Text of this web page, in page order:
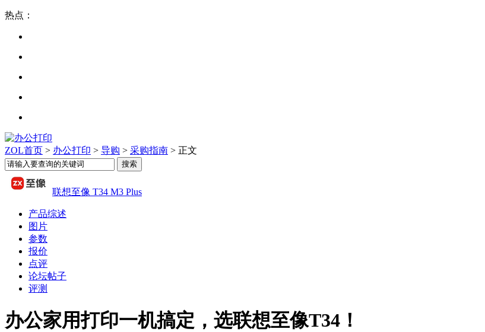
热点：
ZOL首页 > 办公打印 > 导购 > 采购指南 > 正文
联想至像 T34 M3 Plus
产品综述
图片
参数
报价
点评
论坛帖子
评测
办公家用打印一机搞定，选联想至像T34！